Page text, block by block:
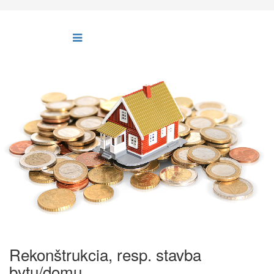
Rekonštrukcia, resp. stavba